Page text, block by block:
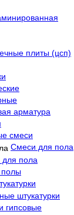
плиты (цсп)
арматура
смеси
Смеси для пола
для пола
штукатурки
гипсовые